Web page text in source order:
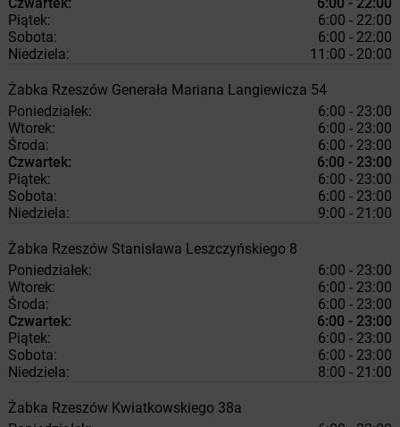
Piątek:
6:00 - 22:00
Sobota:
6:00 - 22:00
Niedziela:
11:00 - 20:00
Żabka Rzeszów Generała Mariana Langiewicza 54
Poniedziałek:
6:00 - 23:00
Wtorek:
6:00 - 23:00
Środa:
6:00 - 23:00
Czwartek:
6:00 - 23:00
Piątek:
6:00 - 23:00
Sobota:
6:00 - 23:00
Niedziela:
9:00 - 21:00
Żabka Rzeszów Stanisława Leszczyńskiego 8
Poniedziałek:
6:00 - 23:00
Wtorek:
6:00 - 23:00
Środa:
6:00 - 23:00
Czwartek:
6:00 - 23:00
Piątek:
6:00 - 23:00
Sobota:
6:00 - 23:00
Niedziela:
8:00 - 21:00
Żabka Rzeszów Kwiatkowskiego 38a